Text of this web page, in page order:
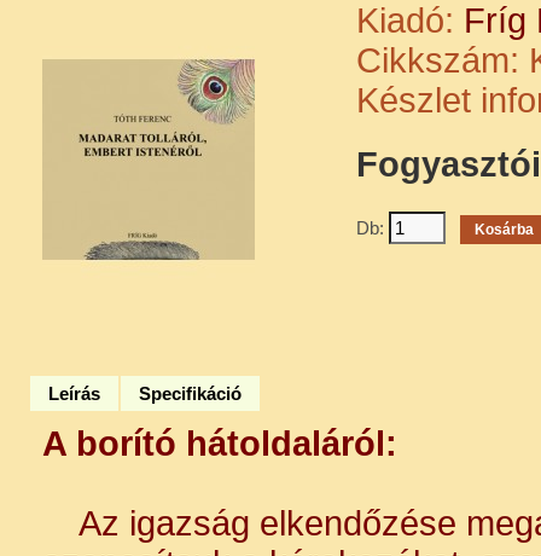
Kiadó: Fríg
Cikkszám:
Készlet
Db:
Leírás Specifikáció
A borító hátoldaláról:
Az igazság elkendőzése